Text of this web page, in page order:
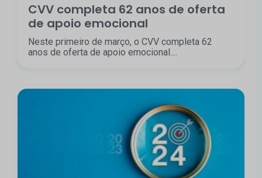
CVV completa 62 anos de oferta
de apoio emocional
Neste primeiro de março, o CVV completa 62
anos de oferta de apoio emocional....